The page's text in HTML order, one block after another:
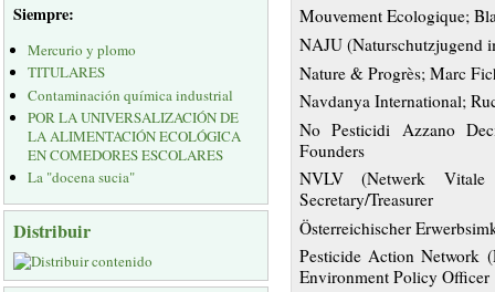
Siempre:
Mercurio y plomo
TITULARES
Contaminación química industrial
POR LA UNIVERSALIZACIÓN DE
LA ALIMENTACIÓN ECOLÓGICA
EN COMEDORES ESCOLARES
La "docena sucia"
Distribuir
Mouvement Ecologique;
NAJU (Naturschutzjugend
Nature & Progrès; Marc
Navdanya International;
No Pesticidi Azzano
Founders
NVLV (Netwerk
Secretary/Treasurer
Österreichischer
Pesticide Action Network
Environment Policy Officer